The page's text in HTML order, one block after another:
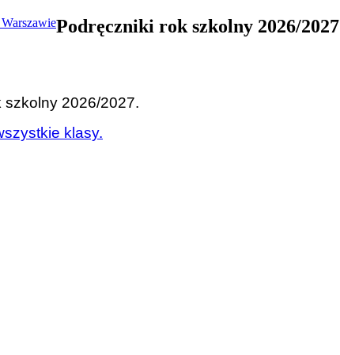
Podręczniki rok szkolny 2026/2027
2026/2027.
klasy.